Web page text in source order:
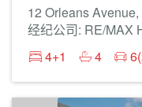
12 Orleans Avenue,
经纪公司: RE/MAX
4+1
4